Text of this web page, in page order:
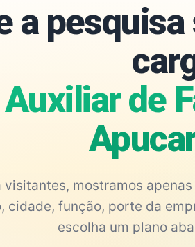
a
Auxiliar de
visitantes, mostramos
cidade, função, porte da
escolha um plano